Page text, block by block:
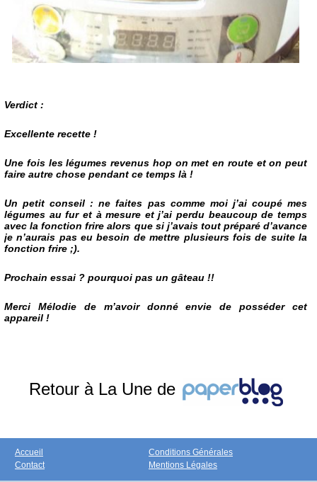
Verdict :
Excellente recette !
Une fois les légumes revenus hop on met en route et on peut
faire autre chose pendant ce temps là !
Un petit conseil : ne faites pas comme moi j’ai coupé mes
légumes au fur et à mesure et j’ai perdu beaucoup de temps
avec la fonction frire alors que si j’avais tout préparé d’avance
je n’aurais pas eu besoin de mettre plusieurs fois de suite la
fonction frire ;).
Prochain essai ? pourquoi pas un gâteau !!
Merci Mélodie de m’avoir donné envie de posséder cet
appareil !
Retour à La Une de
Accueil
Contact
Conditions Générales
Mentions Légales